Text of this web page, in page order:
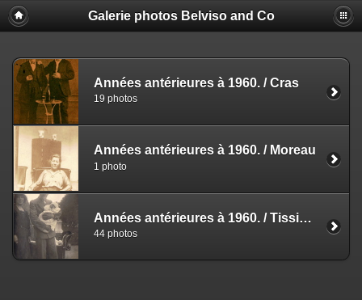
Galerie photos Belviso and Co
Années antérieures à 1960. /Cras
19 photos
Années antérieures à 1960. / Moreau
1 photo
Années antérieures à 1960. /Tissier Suzanne et Albert
44 photos